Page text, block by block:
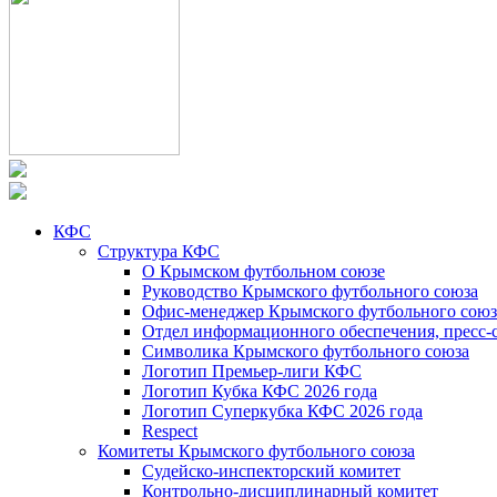
КФС
Структура КФС
О Крымском футбольном союзе
Руководство Крымского футбольного союза
Офис-менеджер Крымского футбольного
Отдел информационного обеспечения, пресс-
Символика Крымского футбольного союза
Логотип Премьер-лиги КФС
Логотип Кубка КФС 2026 года
Логотип Суперкубка КФС 2026 года
Respect
Комитеты Крымского футбольного союза
Судейско-инспекторский комитет
Контрольно-дисциплинарный комитет